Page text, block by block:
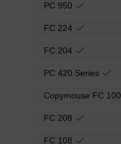
PC 950
FC 224
FC 204
PC 420 Series
Copymouse FC 100
FC 208
FC 108